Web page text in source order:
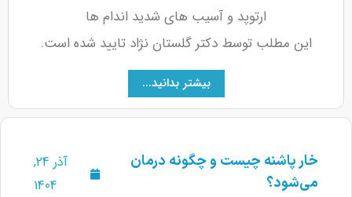
خار پاشنه چیست و چگونه درمان
می‌شود؟
آذر 24,
1404
ارتوپد و آسیب های شدید اندام ها
این مطلب توسط دکتر گلستان نژاد تایید شده است.
بیشتر بدانید...